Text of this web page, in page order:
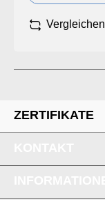
Vergleichen
ZERTIFIKATE